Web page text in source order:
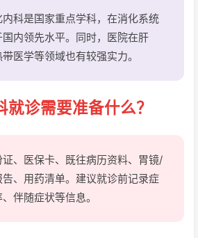
科是国家重点学科，在消化系统
内领先水平。同时，医院在肝
医学等领域也有较强实力。
就诊需要准备什么？
、医保卡、既往病历资料、胃镜/
、用药清单。建议就诊前记录症
伴随症状等信息。